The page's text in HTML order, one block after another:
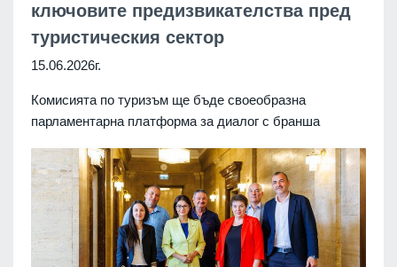
ключовите предизвикателства пред
туристическия сектор
15.06.2026г.
Комисията по туризъм ще бъде своеобразна
парламентарна платформа за диалог с бранша